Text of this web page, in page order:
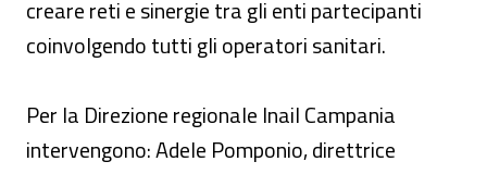
creare reti e sinergie tra gli enti partecipanti
coinvolgendo tutti gli operatori sanitari.
Per la Direzione regionale Inail Campania
intervengono: Adele Pomponio, direttrice